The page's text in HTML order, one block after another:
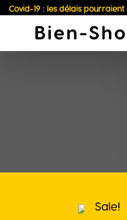
Covid-19 : les délais
Sale!